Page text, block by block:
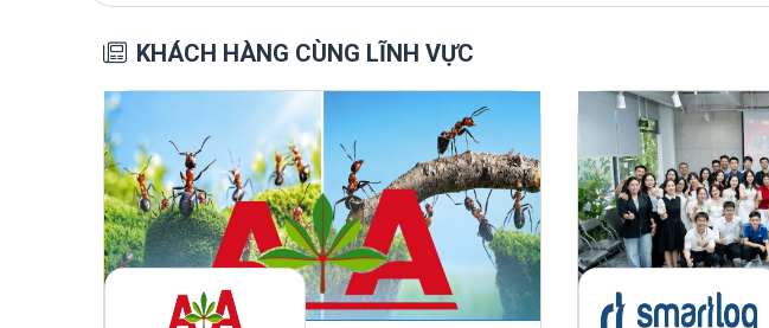
KHÁCH HÀNG CÙNG LĨNH VỰC